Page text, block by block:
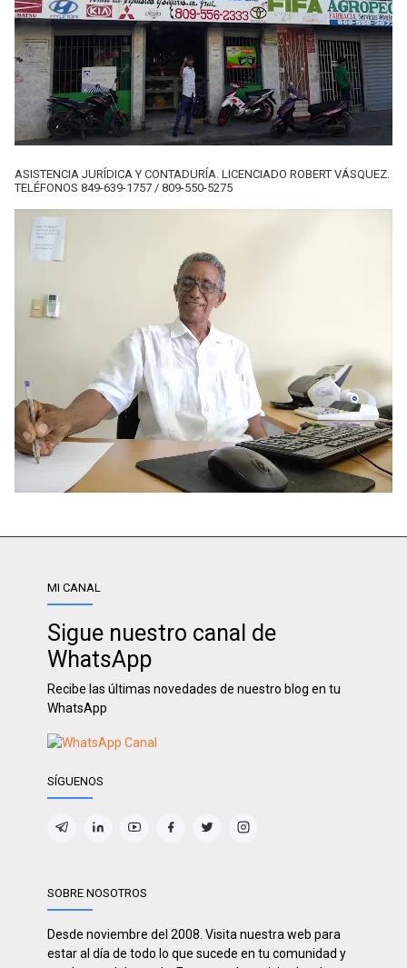
ASISTENCIA JURÍDICA Y CONTADURÍA. LICENCIADO ROBERT VÁSQUEZ.
TELÉFONOS 849-639-1757 / 809-550-5275
MI CANAL
Sigue nuestro canal de
WhatsApp
Recibe las últimas novedades de nuestro blog en tu
WhatsApp
SÍGUENOS
SOBRE NOSOTROS
Desde noviembre del 2008. Visita nuestra web para
estar al día de todo lo que sucede en tu comunidad y